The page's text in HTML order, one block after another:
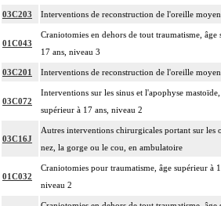
03C203 Interventions de reconstruction de l'oreille
01C043
Craniotomies en dehors de tout traumatisme, âge
17 ans, niveau 3
03C201 Interventions de reconstruction de l'oreille
03C072
Interventions sur les sinus et l'apophyse
supérieur à 17 ans, niveau 2
03C16J
Autres interventions chirurgicales portant sur les
nez, la gorge ou le cou, en ambulatoire
01C032
Craniotomies pour traumatisme, âge supérieur à
niveau 2